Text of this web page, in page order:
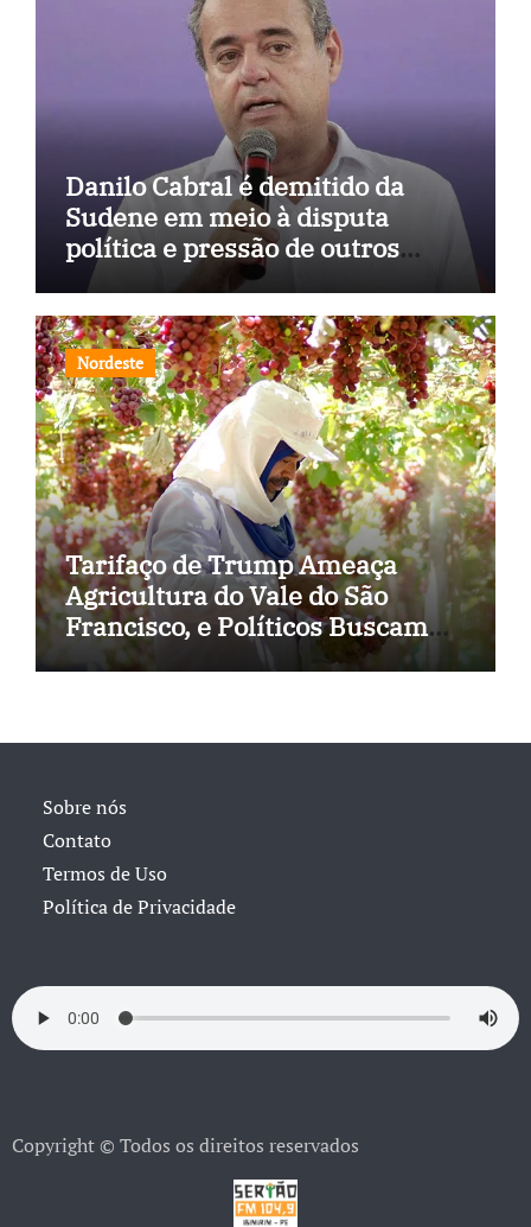
Danilo Cabral é demitido da
Sudene em meio à disputa
política e pressão de outros
estados
Nordeste
Tarifaço de Trump Ameaça
Agricultura do Vale do São
Francisco, e Políticos Buscam
Soluções
Sobre nós
Contato
Termos de Uso
Política de Privacidade
Copyright © Todos os direitos reservados